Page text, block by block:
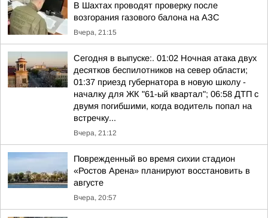
В Шахтах проводят проверку после
возгорания газового балона на АЗС
Вчера, 21:15
Сегодня в выпуске:. 01:02 Ночная атака двух
десятков беспилотников на север области;
01:37 приезд губернатора в новую школу -
началку для ЖК "61-ый квартал"; 06:58 ДТП с
двумя погибшими, когда водитель попал на
встречку...
Вчера, 21:12
Поврежденный во время сихии стадион
«Ростов Арена» планируют восстановить в
августе
Вчера, 20:57